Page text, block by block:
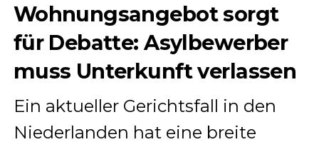
Wohnungsangebot sorgt
für Debatte: Asylbewerber
muss Unterkunft verlassen
Ein aktueller Gerichtsfall in den
Niederlanden hat eine breite